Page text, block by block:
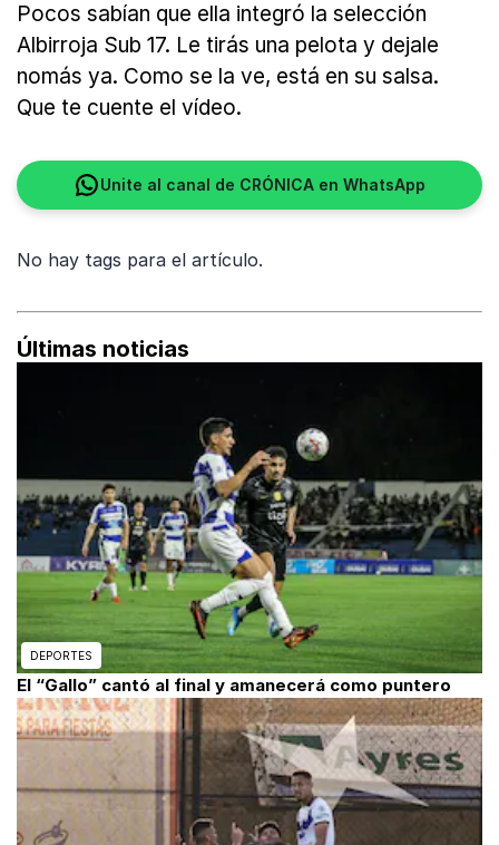
Pocos sabían que ella integró la selección
Albirroja Sub 17. Le tirás una pelota y dejale
nomás ya. Como se la ve, está en su salsa.
Que te cuente el vídeo.
Unite al canal de CRÓNICA en WhatsApp
No hay tags para el artículo.
Últimas noticias
DEPORTES
El “Gallo” cantó al final y amanecerá como puntero